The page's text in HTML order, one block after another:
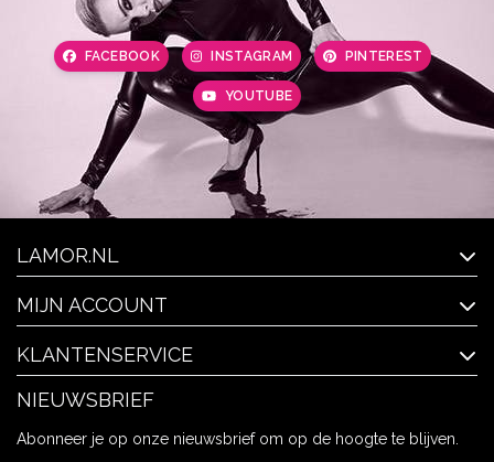
FACEBOOK INSTAGRAM PINTEREST
YOUTUBE
LAMOR.NL
MIJN ACCOUNT
KLANTENSERVICE
NIEUWSBRIEF
Abonneer je op onze nieuwsbrief om op de hoogte te blijven.